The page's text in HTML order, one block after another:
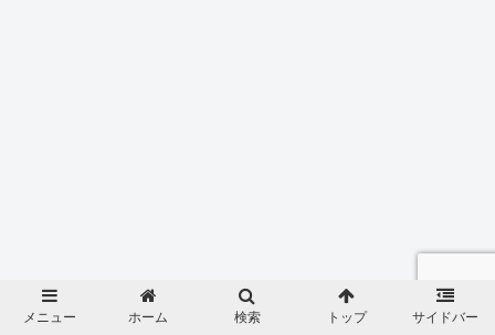
メニュー ホーム 検索 トップ サイドバー